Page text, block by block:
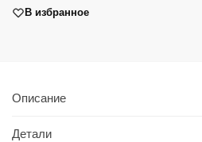
В избранное
Описание
Детали